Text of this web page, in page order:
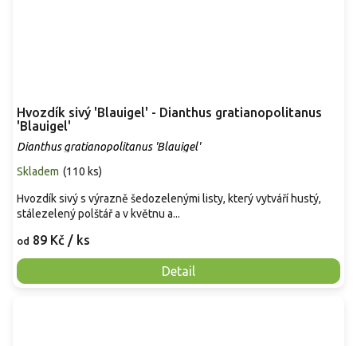
Hvozdík sivý 'Blauigel' - Dianthus gratianopolitanus
'Blauigel'
Dianthus gratianopolitanus 'Blauigel'
Skladem (110 ks)
od 89 Kč / ks
Detail
Hvozdík sivý s výrazně šedozelenými listy, který vytváří hustý,
stálezelený polštář a v květnu a...